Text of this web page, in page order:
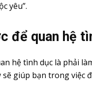
yêu”.
để quan hệ
hệ tình dục là phải
sẽ giúp bạn trong việc